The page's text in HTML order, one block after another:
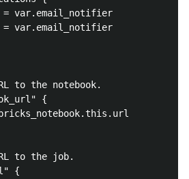
var.email_notifier
var.email_notifier
to the notebook.
{
to the job.
{